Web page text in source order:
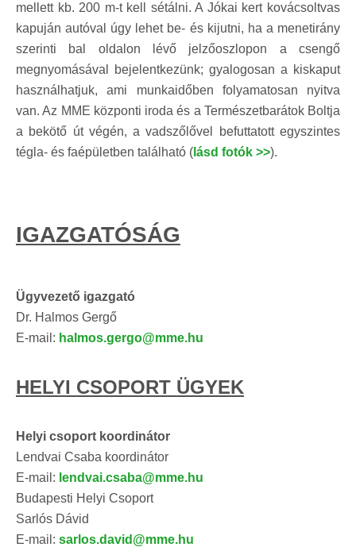
mellett kb. 200 m-t kell sétálni. A Jókai kert kovácsoltvas
kapuján autóval úgy lehet be- és kijutni, ha a menetirány
szerinti bal oldalon lévő jelzőoszlopon a csengő
megnyomásával bejelentkezünk; gyalogosan a kiskaput
használhatjuk, ami munkaidőben folyamatosan nyitva
van. Az MME központi iroda és a Természetbarátok Boltja
a bekötő út végén, a vadszőlővel befuttatott egyszintes
tégla- és faépületben található ( lásd fotók >>).
IGAZGATÓSÁG
Ügyvezető igazgató
Dr. Halmos Gergő
E-mail: halmos.gergo@mme.hu
HELYI CSOPORT ÜGYEK
Helyi csoport koordinátor
Lendvai Csaba koordinátor
E-mail: lendvai.csaba@mme.hu
Budapesti Helyi Csoport
Sarlós Dávid
E-mail: sarlos.david@mme.hu